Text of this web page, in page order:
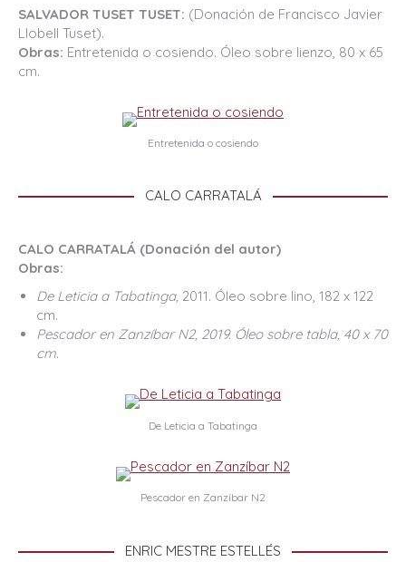
SALVADOR TUSET TUSET: (Donación de Francisco Javier
Llobell Tuset).
Obras: Entretenida o cosiendo. Óleo sobre lienzo, 80 x 65
cm.
Entretenida o cosiendo
CALO CARRATALÁ
CALO CARRATALÁ (Donación del autor)
Obras:
De Leticia a Tabatinga, 2011. Óleo sobre lino, 182 x 122
cm.
Pescador en Zanzíbar N2, 2019. Óleo sobre tabla, 40 x 70
cm.
De Leticia a Tabatinga
Pescador en Zanzíbar N2
ENRIC MESTRE ESTELLÉS